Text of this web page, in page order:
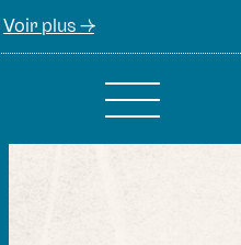
Voir plus ->